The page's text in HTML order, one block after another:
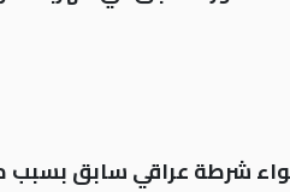
شرطة عراقي سابق بسبب